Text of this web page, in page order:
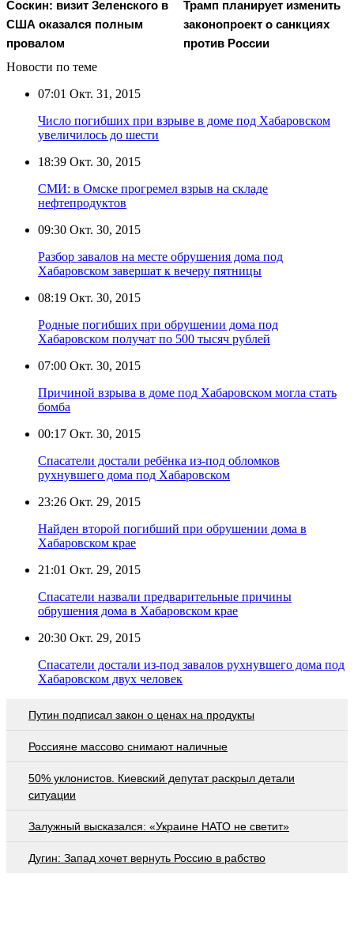
Соскин: визит Зеленского в
США оказался полным
провалом
Трамп планирует изменить
законопроект о санкциях
против России
Новости по теме
07:01 Окт. 31, 2015
Число погибших при взрыве в доме под Хабаровском
увеличилось до шести
18:39 Окт. 30, 2015
СМИ: в Омске прогремел взрыв на складе
нефтепродуктов
09:30 Окт. 30, 2015
Разбор завалов на месте обрушения дома под
Хабаровском завершат к вечеру пятницы
08:19 Окт. 30, 2015
Родные погибших при обрушении дома под
Хабаровском получат по 500 тысяч рублей
07:00 Окт. 30, 2015
Причиной взрыва в доме под Хабаровском могла стать
бомба
00:17 Окт. 30, 2015
Спасатели достали ребёнка из-под обломков
рухнувшего дома под Хабаровском
23:26 Окт. 29, 2015
Найден второй погибший при обрушении дома в
Хабаровском крае
21:01 Окт. 29, 2015
Спасатели назвали предварительные причины
обрушения дома в Хабаровском крае
20:30 Окт. 29, 2015
Спасатели достали из-под завалов рухнувшего дома под
Хабаровском двух человек
Путин подписал закон о ценах на продукты
Россияне массово снимают наличные
50% уклонистов. Киевский депутат раскрыл детали
ситуации
Залужный высказался: «Украине НАТО не светит»
Дугин: Запад хочет вернуть Россию в рабство